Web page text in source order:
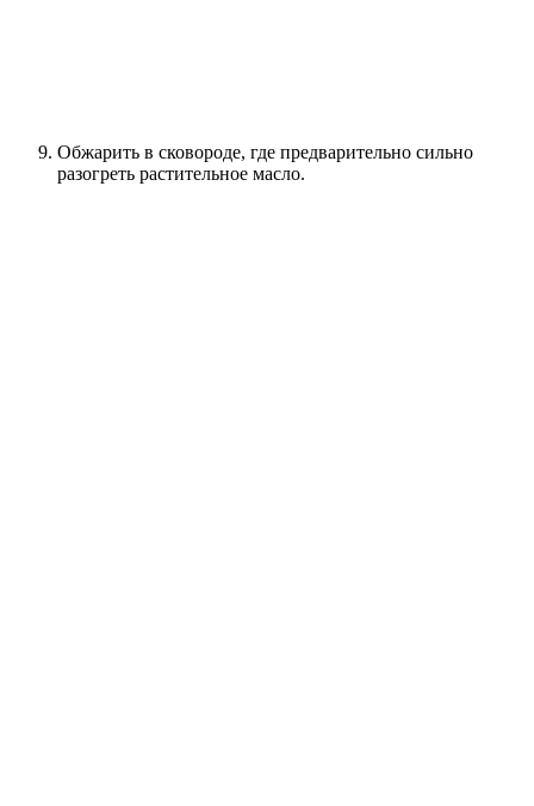
Обжарить в сковороде, где предварительно сильно
разогреть растительное масло.